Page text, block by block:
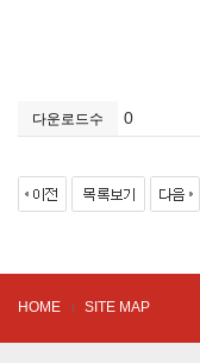
다운로드수 0
HOME SITE MAP